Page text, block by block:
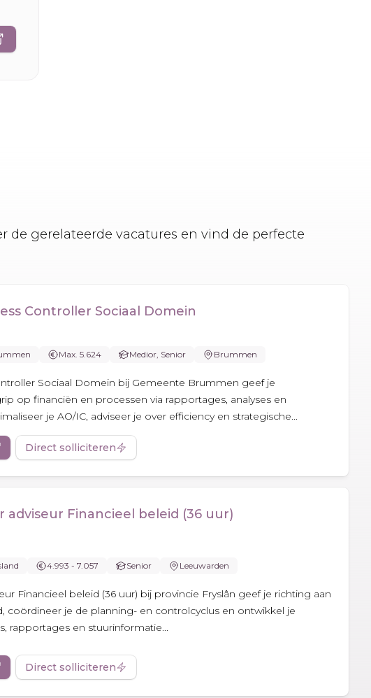
de gerelateerde vacatures en vind de perfecte
Controller Sociaal Domein
Max. 5.624 Medior, Senior Brummen
Sociaal Domein bij Gemeente Brummen geef je
op financiën en processen via rapportages, analyses en
je AO/IC, adviseer je over efficiency en strategische...
Direct solliciteren
adviseur Financieel beleid (36 uur)
4.993 - 7.057 Senior Leeuwarden
Financieel beleid (36 uur) bij provincie Fryslân geef je richting aan
coördineer je de planning- en controlcyclus en ontwikkel je
rapportages en stuurinformatie...
Direct solliciteren